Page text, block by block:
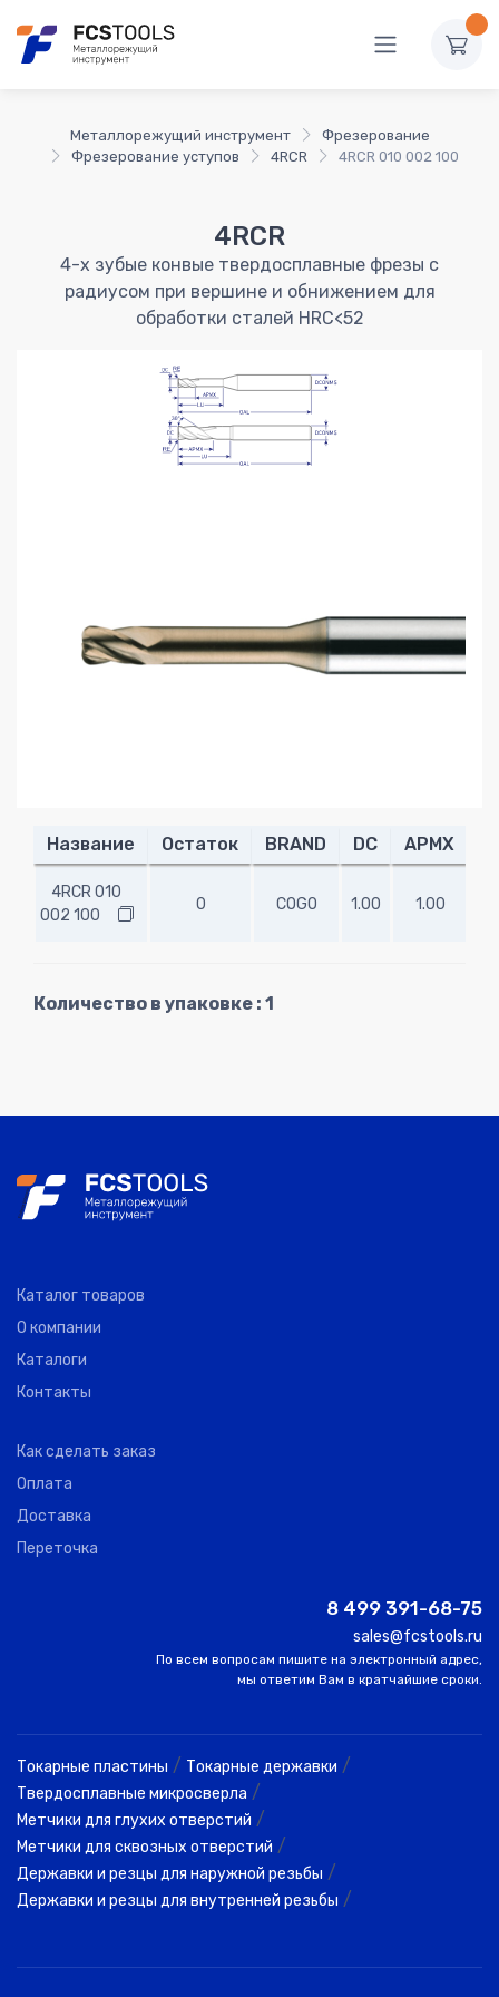
Металлорежущий инструмент
Фрезерование
Фрезерование уступов
4RCR 4RCR 010 002 100
4RCR
4-х зубые конвые твердосплавные фрезы с
радиусом при вершине и обнижением для
обработки сталей HRC<52
Название Остаток BRAND DC APMX
4RCR 010
002 100
0 COGO 1.00 1.00
Количество в упаковке : 1
Каталог товаров
О компании
Каталоги
Контакты
Как сделать заказ
Оплата
Доставка
Переточка
8 499 391-68-75
sales@fcstools.ru
По всем вопросам пишите на электронный адрес,
мы ответим Вам в кратчайшие сроки.
Токарные пластины / Токарные державки /
Твердосплавные микросверла /
Метчики для глухих отверстий /
Метчики для сквозных отверстий /
Державки и резцы для наружной резьбы /
Державки и резцы для внутренней резьбы /